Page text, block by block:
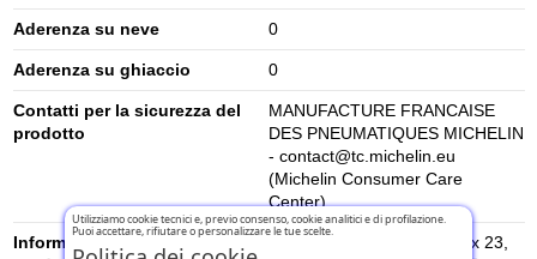
Aderenza su neve 0
Aderenza su ghiaccio 0
Contatti per la sicurezza del
prodotto
MANUFACTURE FRANCAISE
DES PNEUMATIQUES MICHELIN
- contact@tc.michelin.eu
(Michelin Consumer Care
Center)
Informazioni di sicurezza del
place des Carmes-Déchaux 23,
Utilizziamo cookie tecnici e, previo consenso, cookie analitici e di profilazione.
Puoi accettare, rifiutare o personalizzare le tue scelte.